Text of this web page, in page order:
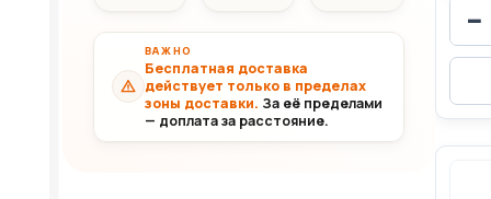
−
ВАЖНО
Бесплатная доставка
действует только в пределах
зоны доставки. За её пределами
— доплата за расстояние.